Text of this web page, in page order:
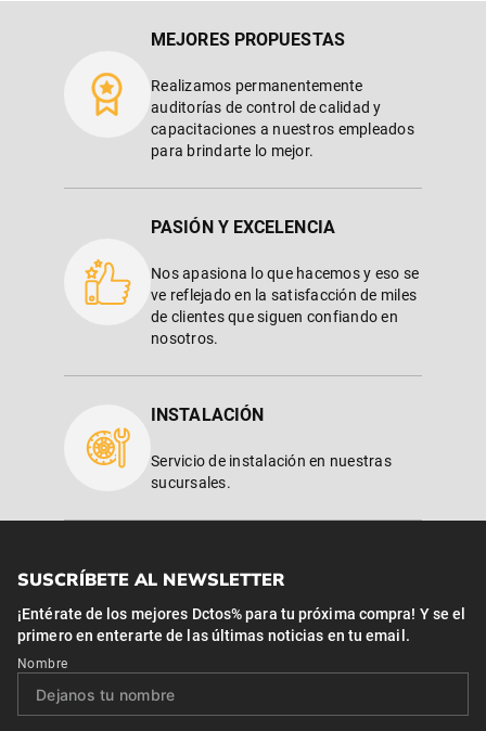
MEJORES PROPUESTAS
Realizamos permanentemente
auditorías de control de calidad y
capacitaciones a nuestros empleados
para brindarte lo mejor.
PASIÓN Y EXCELENCIA
Nos apasiona lo que hacemos y eso se
ve reflejado en la satisfacción de miles
de clientes que siguen confiando en
nosotros.
INSTALACIÓN
Servicio de instalación en nuestras
sucursales.
SUSCRÍBETE AL NEWSLETTER
¡Entérate de los mejores Dctos% para tu próxima compra! Y se el
primero en enterarte de las últimas noticias en tu email.
Nombre